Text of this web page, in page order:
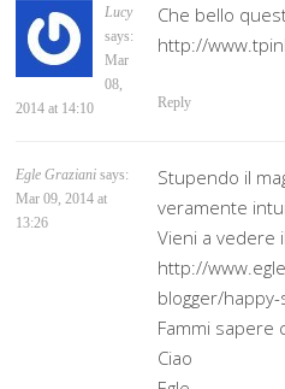
Lucy
says:
Mar
08,
2014 at 14:10
Che bello
http://
Reply
Egle Graziani says:
Mar 09, 2014 at
13:26
Stupendo il
veramente
Vieni a vedere
http://
blogger/
Fammi sapere
Ciao